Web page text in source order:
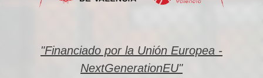
"Financiado por la Unión Europea -
NextGenerationEU"